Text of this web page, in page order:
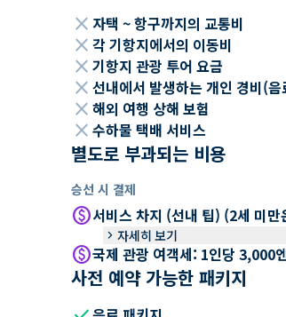
close 자택 ~ 항구까지의 교통비
close 각 기항지에서의 이동비
close 기항지 관광 투어 요금
close 선내에서 발생하는 개인 경비(
close 해외 여행 상해 보험
close 수하물 택배 서비스
별도로 부과되는 비용
승선 시 결제
paid서비스 차지 (선내 팁) (2세 미만
keyboard_arrow_right 자세히 보기
paid국제 관광 여객세: 1인당 3,000
사전 예약 가능한 패키지